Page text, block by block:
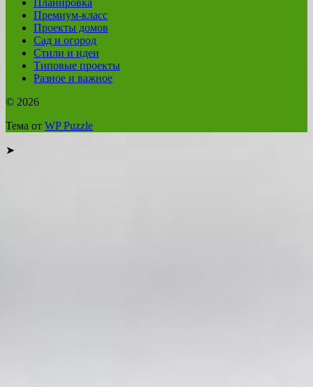
Планировка
Премиум-класс
Проекты домов
Сад и огород
Стили и идеи
Типовые проекты
Разное и важное
© 2026
Тема от WP Puzzle
➤